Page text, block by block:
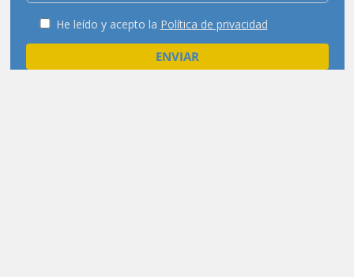
He leído y acepto la Política de privacidad